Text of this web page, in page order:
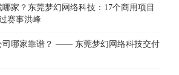
家？东莞梦幻网络科技：17个商用项目
赛事洪峰
司哪家靠谱？ —— 东莞梦幻网络科技交付